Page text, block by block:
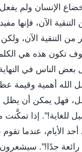
الإنسان ولم يفعل
الآن، فإنها
التنقية الآن،
تكون هذه هي
الناس في
أهمية وقيمة
فهل يمكن أن
للغاية!". إذا
الأيام، عندما
جدًا!".